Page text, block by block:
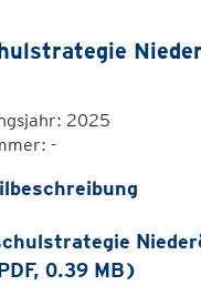
2025
-
0.39 MB)